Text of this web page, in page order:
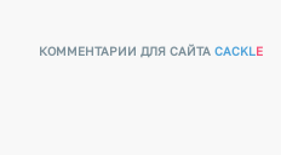
КОММЕНТАРИИ ДЛЯ САЙТАCACKLE